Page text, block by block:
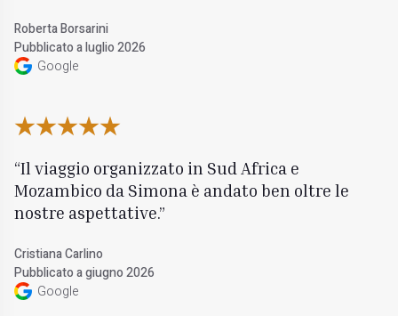
Roberta Borsarini
Pubblicato a luglio 2026
Google
Il viaggio organizzato in Sud Africa e
Mozambico da Simona è andato ben oltre le
nostre aspettative.
Cristiana Carlino
Pubblicato a giugno 2026
Google